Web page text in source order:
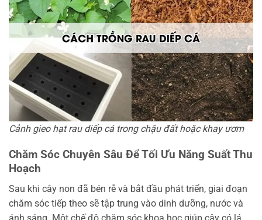
Cảnh gieo hạt rau diếp cá trong chậu đất hoặc khay ươm
Chăm Sóc Chuyên Sâu Để Tối Ưu Năng Suất Thu
Hoạch
Sau khi cây non đã bén rễ và bắt đầu phát triển, giai đoạn
chăm sóc tiếp theo sẽ tập trung vào dinh dưỡng, nước và